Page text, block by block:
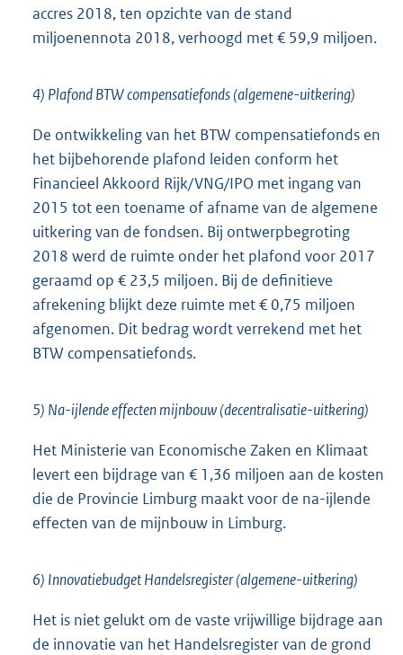
accres 2018, ten opzichte van de stand
miljoenennota 2018, verhoogd met € 59,9 miljoen.
4) Plafond BTW compensatiefonds (algemene-uitkering)
De ontwikkeling van het BTW compensatiefonds en
het bijbehorende plafond leiden conform het
Financieel Akkoord Rijk/VNG/IPO met ingang van
2015 tot een toename of afname van de algemene
uitkering van de fondsen. Bij ontwerpbegroting
2018 werd de ruimte onder het plafond voor 2017
geraamd op € 23,5 miljoen. Bij de definitieve
afrekening blijkt deze ruimte met € 0,75 miljoen
afgenomen. Dit bedrag wordt verrekend met het
BTW compensatiefonds.
5) Na-ijlende effecten mijnbouw (decentralisatie-uitkering)
Het Ministerie van Economische Zaken en Klimaat
levert een bijdrage van € 1,36 miljoen aan de kosten
die de Provincie Limburg maakt voor de na-ijlende
effecten van de mijnbouw in Limburg.
6) Innovatiebudget Handelsregister (algemene-uitkering)
Het is niet gelukt om de vaste vrijwillige bijdrage aan
de innovatie van het Handelsregister van de grond